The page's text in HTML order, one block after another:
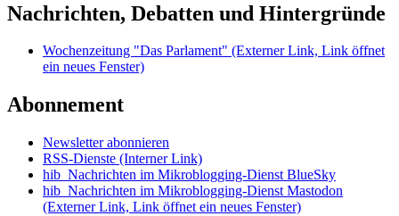
Nachrichten, Debatten und Hintergründe
Wochenzeitung "Das Parlament" (Externer Link, Link öffnet
ein neues Fenster)
Abonnement
Newsletter abonnieren
RSS-Dienste (Interner Link)
hib_Nachrichten im Mikroblogging-Dienst BlueSky
hib_Nachrichten im Mikroblogging-Dienst Mastodon
(Externer Link, Link öffnet ein neues Fenster)